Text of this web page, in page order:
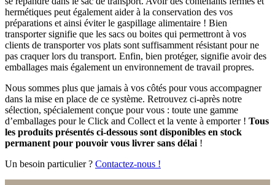
hermétiques peut également aider à la conservation des vos
préparations et ainsi éviter le gaspillage alimentaire ! Bien
transporter signifie que les sacs ou boites qui permettront à vos
clients de transporter vos plats sont suffisamment résistant pour ne
pas craquer lors du transport. Enfin, bien protéger, signifie avoir des
emballages mais également un environnement de travail propres.
Nous sommes plus que jamais à vos côtés pour vous accompagner
dans la mise en place de ce système. Retrouvez ci-après notre
sélection, spécialement conçue pour vous : toute une gamme
d’emballages pour le Click and Collect et la vente à emporter ! Tous
les produits présentés ci-dessous sont disponibles en stock
permanent pour pouvoir vous livrer sans délai !
Un besoin particulier ? Contactez-nous !